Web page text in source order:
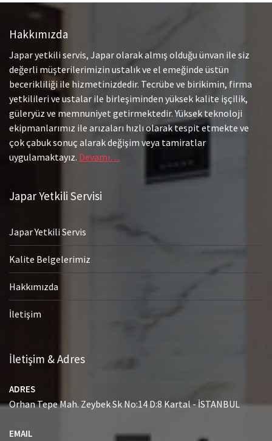
Hakkımızda
Japar yetkili servis, Japar olarak almış olduğu ünvan ile siz
değerli müşterilerimizin ustalık ve el emeğinde üstün
becerikliliği ile hizmetinizdedir. Tecrübe ve birikimin, firma
yetkilileri ve ustalar ile birleşiminden yüksek kalite işçilik,
güleryüz ve memnuniyet getirmektedir. Yüksek teknoloji
ekipmanlarımız ile arızaları hızlı olarak tespit etmekte ve
çok çabuk sonuç alarak değişim veya tamiratlar
uygulamaktayız. Devamı…
Japar Yetkili Servisi
Japar Yetkili Servis
Kalite Belgelerimiz
Hakkımızda
İletişim
İletişim & Adres
ADRES
Orhan Tepe Mah. Zeybek Sk No:14 D:8 Kartal - İSTANBUL
EMAIL